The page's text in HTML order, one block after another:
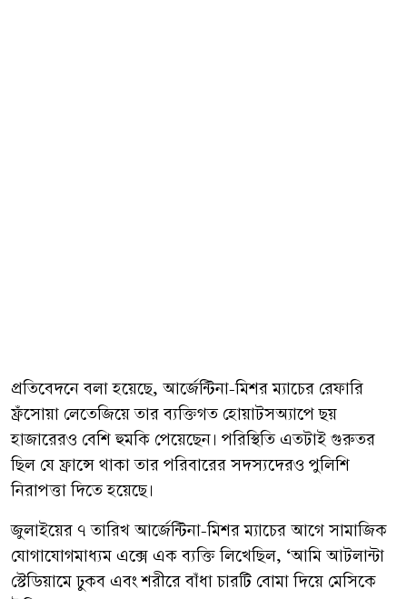
প্রতিবেদনে বলা হয়েছে, আর্জেন্টিনা-মিশর ম্যাচের রেফারি
ফ্রঁসোয়া লেতেজিয়ে তার ব্যক্তিগত হোয়াটসঅ্যাপে ছয়
হাজারেরও বেশি হুমকি পেয়েছেন। পরিস্থিতি এতটাই গুরুতর
ছিল যে ফ্রান্সে থাকা তার পরিবারের সদস্যদেরও পুলিশি
নিরাপত্তা দিতে হয়েছে।
জুলাইয়ের ৭ তারিখ আর্জেন্টিনা-মিশর ম্যাচের আগে সামাজিক
যোগাযোগমাধ্যম এক্সে এক ব্যক্তি লিখেছিল, ‘আমি আটলান্টা
স্টেডিয়ামে ঢুকব এবং শরীরে বাঁধা চারটি বোমা দিয়ে মেসিকে